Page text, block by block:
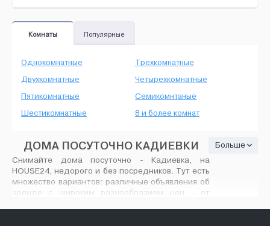
Комнаты Популярные
Однокомнатные
Двухкомнатные
Трехкомнатные
Четырехкомнатные
Пятикомнатные
Шестикомнатные
Семикомнтаные
8 и более комнат
ДОМА ПОСУТОЧНО КАДИЕВКИ
Снимайте дома посуточно - Кадиевка, на
HOUSE24, недорого и без посредников. Тут есть
множество вариантов: различные объявления об
аренде с широким разнообразием цен - от
Больше